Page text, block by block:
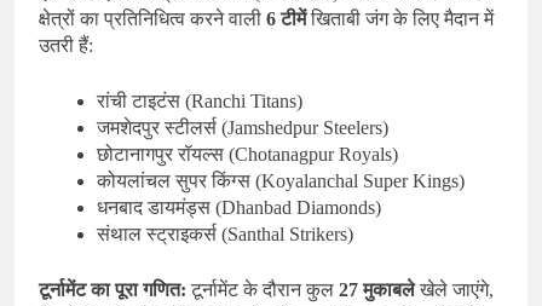
क्षेत्रों का प्रतिनिधित्व करने वाली 6 टीमेंखिताबी जंग के लिए मैदान में
उतरी हैं:
रांची टाइटंस (Ranchi Titans)
जमशेदपुर स्टीलर्स (Jamshedpur Steelers)
छोटानागपुर रॉयल्स (Chotanagpur Royals)
कोयलांचल सुपर किंग्स (Koyalanchal Super Kings)
धनबाद डायमंड्स (Dhanbad Diamonds)
संथाल स्ट्राइकर्स (Santhal Strikers)
टूर्नामेंट का पूरा गणित: टूर्नामेंट के दौरान कुल 27 मुकाबलेखेले जाएंगे,